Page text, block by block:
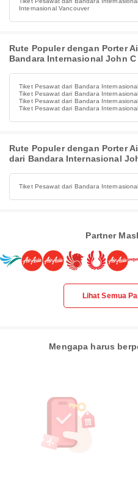
Internasional Vancouver
Rute Populer dengan Porter
Bandara Internasional John
Tiket Pesawat dari Bandara
Tiket Pesawat dari Bandara
Tiket Pesawat dari Bandara
Tiket Pesawat dari Bandara
Rute Populer dengan Porter
dari Bandara Internasional
Tiket Pesawat dari Bandara
Partner
Lihat Semua
Mengapa harus